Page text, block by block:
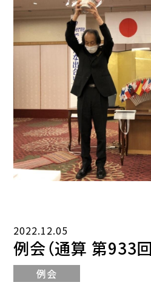
2022.12.05
例会（通算 第933回
例会